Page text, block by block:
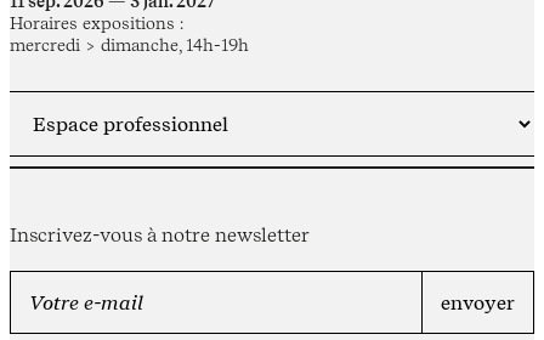
Horaires expositions :
mercredi > dimanche, 14h-19h
Inscrivez-vous à notre newsletter